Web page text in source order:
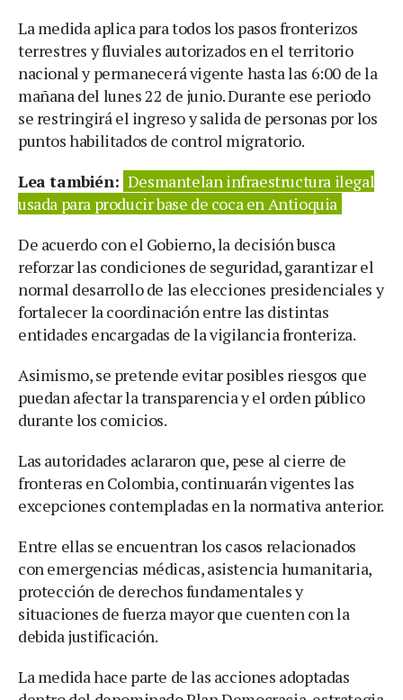
La medida aplica para todos los pasos fronterizos
terrestres y fluviales autorizados en el territorio
nacional y permanecerá vigente hasta las 6:00 de la
mañana del lunes 22 de junio. Durante ese periodo
se restringirá el ingreso y salida de personas por los
puntos habilitados de control migratorio.
Lea también: Desmantelan infraestructura ilegal
usada para producir base de coca en Antioquia
De acuerdo con el Gobierno, la decisión busca
reforzar las condiciones de seguridad, garantizar el
normal desarrollo de las elecciones presidenciales y
fortalecer la coordinación entre las distintas
entidades encargadas de la vigilancia fronteriza.
Asimismo, se pretende evitar posibles riesgos que
puedan afectar la transparencia y el orden público
durante los comicios.
Las autoridades aclararon que, pese al cierre de
fronteras en Colombia, continuarán vigentes las
excepciones contempladas en la normativa anterior.
Entre ellas se encuentran los casos relacionados
con emergencias médicas, asistencia humanitaria,
protección de derechos fundamentales y
situaciones de fuerza mayor que cuenten con la
debida justificación.
La medida hace parte de las acciones adoptadas